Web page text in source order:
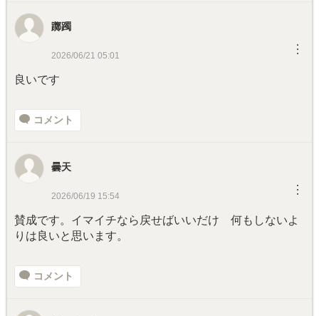
躑躅
2026/06/21 05:01 ︙
良いです
コメント
曇天
2026/06/19 15:54 ︙
賛成です。イマイチなら戻せばいいだけ 何もしないよ
りは良いと思います。
コメント